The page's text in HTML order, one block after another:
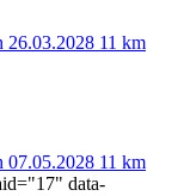
26.03.2028 11 km
07.05.2028 11 km
data-